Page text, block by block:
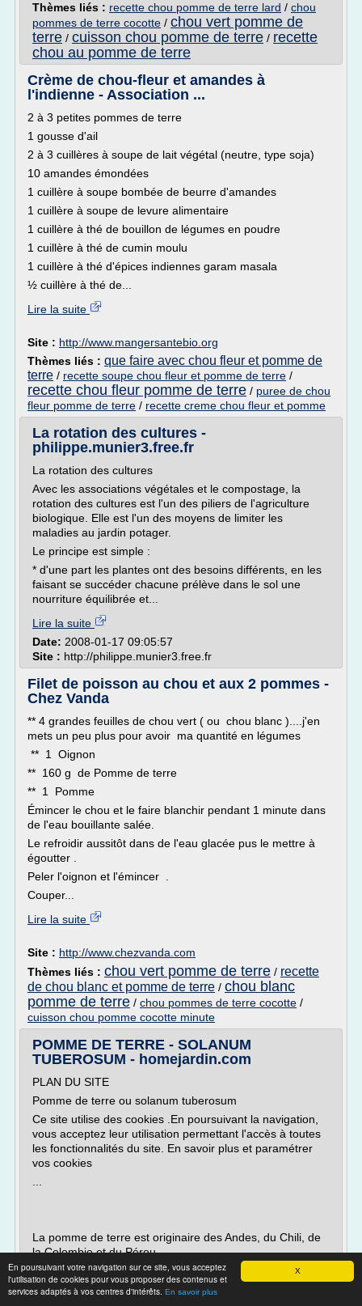
X
En poursuivant votre navigation sur ce site, vous acceptez
l'utilisation de cookies pour vous proposer des contenus et
services adaptés à vos centres d'intérêts. En savoir plus
Thèmes liés : recette chou pomme de terre lard / chou
pommes de terre cocotte / chou vert pomme de
terre / cuisson chou pomme de terre / recette
chou au pomme de terre
Crème de chou-fleur et amandes à
l'indienne - Association ...
2 à 3 petites pommes de terre
1 gousse d'ail
2 à 3 cuillères à soupe de lait végétal (neutre, type soja)
10 amandes émondées
1 cuillère à soupe bombée de beurre d'amandes
1 cuillère à soupe de levure alimentaire
1 cuillère à thé de bouillon de légumes en poudre
1 cuillère à thé de cumin moulu
1 cuillère à thé d'épices indiennes garam masala
½ cuillère à thé de...
Lire la suite
Site : http://www.mangersantebio.org
Thèmes liés : que faire avec chou fleur et pomme de
terre / recette soupe chou fleur et pomme de terre /
recette chou fleur pomme de terre / puree de chou
fleur pomme de terre / recette creme chou fleur et pomme
La rotation des cultures -
philippe.munier3.free.fr
La rotation des cultures
Avec les associations végétales et le compostage, la
rotation des cultures est l'un des piliers de l'agriculture
biologique. Elle est l'un des moyens de limiter les
maladies au jardin potager.
Le principe est simple :
* d'une part les plantes ont des besoins différents, en les
faisant se succéder chacune prélève dans le sol une
nourriture équilibrée et...
Lire la suite
Date: 2008-01-17 09:05:57
Site : http://philippe.munier3.free.fr
Filet de poisson au chou et aux 2 pommes -
Chez Vanda
** 4 grandes feuilles de chou vert ( ou chou blanc )....j'en
mets un peu plus pour avoir ma quantité en légumes
** 1 Oignon
** 160 g de Pomme de terre
** 1 Pomme
Émincer le chou et le faire blanchir pendant 1 minute dans
de l'eau bouillante salée.
Le refroidir aussitôt dans de l'eau glacée pus le mettre à
égoutter .
Peler l'oignon et l'émincer .
Couper...
Lire la suite
Site : http://www.chezvanda.com
Thèmes liés : chou vert pomme de terre / recette
de chou blanc et pomme de terre / chou blanc
pomme de terre / chou pommes de terre cocotte /
cuisson chou pomme cocotte minute
POMME DE TERRE - SOLANUM
TUBEROSUM - homejardin.com
PLAN DU SITE
Pomme de terre ou solanum tuberosum
Ce site utilise des cookies .En poursuivant la navigation,
vous acceptez leur utilisation permettant l'accès à toutes
les fonctionnalités du site. En savoir plus et paramétrer
vos cookies
La pomme de terre est originaire des Andes, du Chili, de
la Colombie et du Pérou.
Elle a été rapportée en Europe au 16ème siècle...
Lire la suite